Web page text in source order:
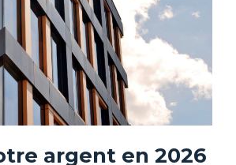
argent en 2026